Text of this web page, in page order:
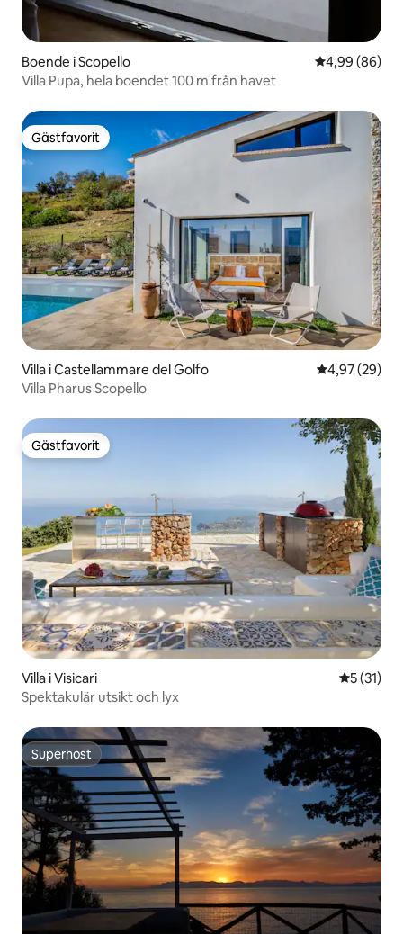
Boende i Scopello 4,99 av 5 i
4,99 (86)
Villa Pupa, hela boendet 100 m från havet
Gästfavorit
Gästfavorit
Villa i Castellammare del Golfo 4,97 av 5 i
4,97 (29)
Villa Pharus Scopello
Gästfavorit
Gästfavorit
Villa i Visicari 5 av 5 i
5 (31)
Spektakulär utsikt och lyx
Superhost
Superhost